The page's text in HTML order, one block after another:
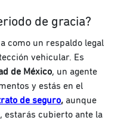
de gracia?
como un respaldo legal
vehicular. Es
de México, un agente
y estás en el
de seguro, aunque
estarás cubierto ante la